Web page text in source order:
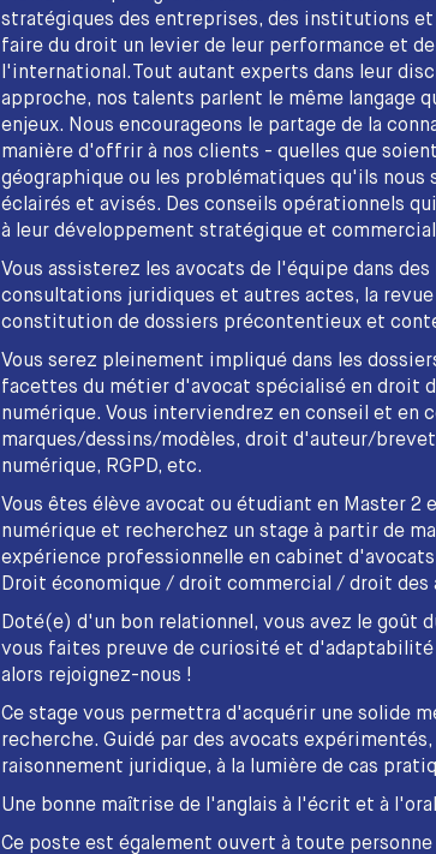
stratégiques des entreprises, des institutions et
faire du droit un levier de leur performance et
l'international.Tout autant experts dans leur
approche, nos talents parlent le même langage
enjeux. Nous encourageons le partage de la
manière d'offrir à nos clients - quelles que
géographique ou les problématiques qu'ils nous
éclairés et avisés. Des conseils opérationnels
à leur développement stratégique et
Vous assisterez les avocats de l'équipe dans
consultations juridiques et autres actes, la
constitution de dossiers précontentieux et
Vous serez pleinement impliqué dans les
facettes du métier d'avocat spécialisé en droit
numérique. Vous interviendrez en conseil et en
marques/dessins/modèles, droit d'auteur/
numérique, RGPD, etc.
Vous êtes élève avocat ou étudiant en Master
numérique et recherchez un stage à partir de
expérience professionnelle en cabinet
Droit économique / droit commercial / droit des
Doté(e) d'un bon relationnel, vous avez le goût
vous faites preuve de curiosité et
alors rejoignez-nous !
Ce stage vous permettra d'acquérir une solide
recherche. Guidé par des avocats
raisonnement juridique, à la lumière de cas
Une bonne maîtrise de l'anglais à l'écrit et à
Ce poste est également ouvert à toute